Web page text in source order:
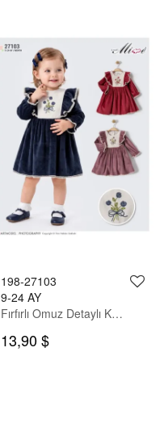
198-27103
9-24 AY
Fırfırlı Omuz Detaylı Kadife Elbise
13,90 $